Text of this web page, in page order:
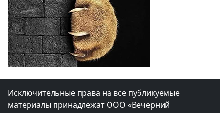
Исключительные права на все публикуемые
материалы принадлежат ООО «Вечерний